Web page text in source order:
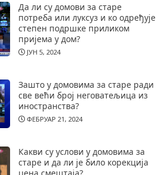
Да ли су домови за старе
потреба или луксуз и ко одређује
степен подршке приликом
пријема у дом?
ЈУН 5, 2024
Зашто у домовима за старе ради
све већи број неговатељица из
иностранства?
ФЕБРУАР 21, 2024
Какви су услови у домовима за
старе и да ли је било корекција